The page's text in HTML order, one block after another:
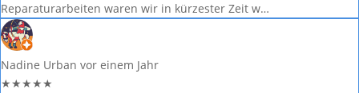
Reparaturarbeiten waren wir in kürzester Zeit w…
Nadine Urban vor einem Jahr
★★★★★